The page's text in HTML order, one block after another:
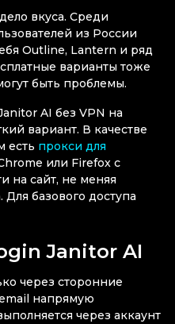
вкуса. Среди
из России
Outline, Lantern и ряд
варианты тоже
быть проблемы.
AI без VPN на
вариант. В качестве
есть прокси для
или Firefox с
на сайт, не меняя
Для базового доступа
Janitor AI
через сторонние
напрямую
через аккаунт